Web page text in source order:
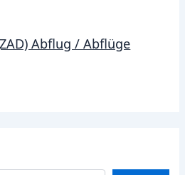
Abflug / Abflüge